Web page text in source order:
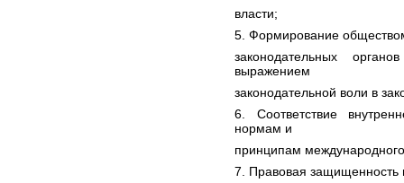
власти;
5. Формирование
законодательных
выражением
законодательной воли в
6. Соответствие
нормам и
принципам
7. Правовая защищенность